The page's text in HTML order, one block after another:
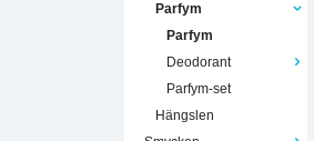
Parfym
Parfym
Deodorant
Parfym-set
Hängslen